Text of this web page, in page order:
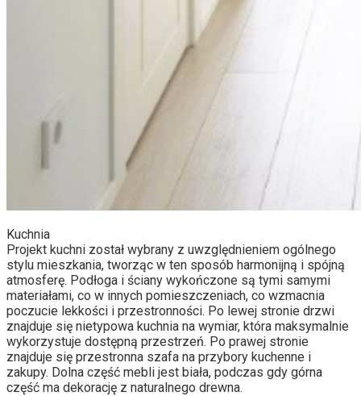
Kuchnia
Projekt kuchni został wybrany z uwzględnieniem ogólnego
stylu mieszkania, tworząc w ten sposób harmonijną i spójną
atmosferę. Podłoga i ściany wykończone są tymi samymi
materiałami, co w innych pomieszczeniach, co wzmacnia
poczucie lekkości i przestronności. Po lewej stronie drzwi
znajduje się nietypowa kuchnia na wymiar, która maksymalnie
wykorzystuje dostępną przestrzeń. Po prawej stronie
znajduje się przestronna szafa na przybory kuchenne i
zakupy. Dolna część mebli jest biała, podczas gdy górna
część ma dekorację z naturalnego drewna.